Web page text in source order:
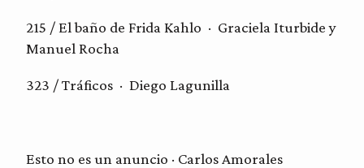
215 / El baño de Frida Kahlo · Graciela Iturbide y
Manuel Rocha
323 / Tráficos · Diego Lagunilla
Esto no es un anuncio · Carlos Amorales